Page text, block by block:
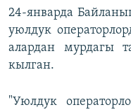
24-январда
уюлдук
алардан мурдагы
кылган.
"Уюлдук